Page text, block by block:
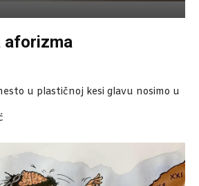
aforizma
u plastičnoj kesi glavu nosimo u